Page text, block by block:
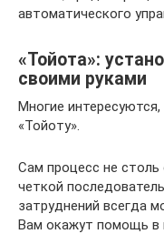
автоматического
«Тойота»:
своими руками
Многие
«Тойоту».
Сам процесс не столь
четкой
затруднений всегда
Вам окажут помощь в